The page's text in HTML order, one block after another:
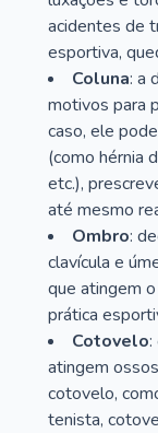
acidentes de
esportiva,
Coluna: a
motivos para
caso, ele
(como hérnia
etc.),
até mesmo
Ombro:
clavícula e
que atingem
prática
Cotovelo:
atingem
cotovelo,
tenista,